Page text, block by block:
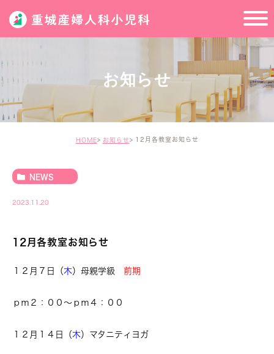
お知らせ
HOME お知らせ 12月各教室お知らせ
NEWS
2023.11.20
12月各教室お知らせ
１２月７日（木）母親学級 前期
ｐｍ２：００～ｐｍ４：００
１２月１４ 日（木）マタニティヨガ